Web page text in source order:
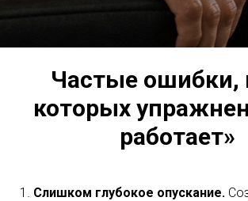
Частые ошибки,
которых
работает»
Слишком глубокое опускание.